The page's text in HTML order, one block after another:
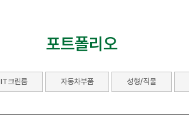
포트폴리오
IT크린룸 자동차부품 성형/직물